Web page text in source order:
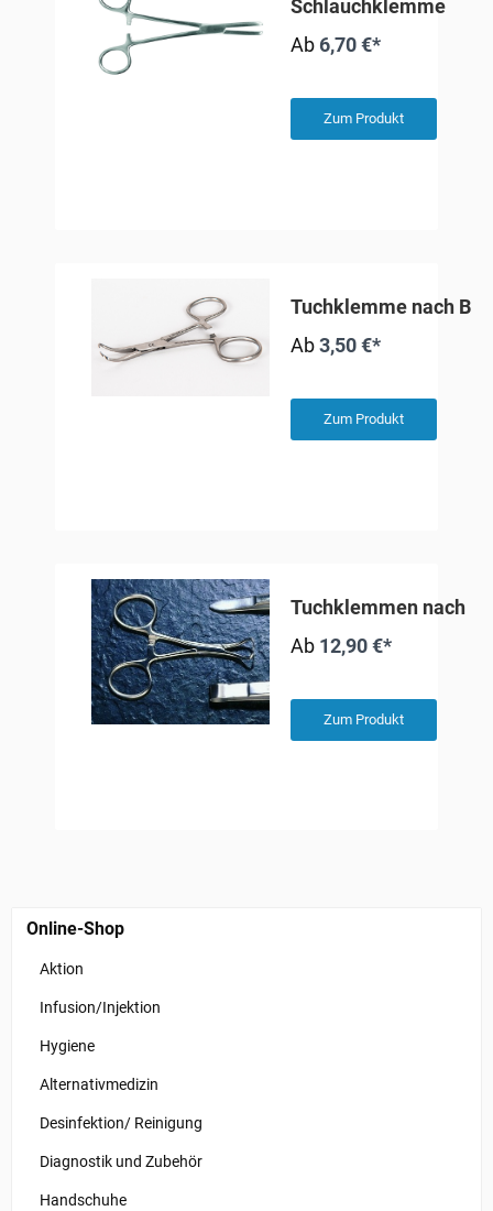
Online-Shop
Aktion
Infusion/Injektion
Hygiene
Alternativmedizin
Desinfektion/ Reinigung
Diagnostik und Zubehör
Handschuhe
Schlauchklemme
Ab 6,70 €*
Zum Produkt
Tuchklemme nach
Ab3,50 €*
Zum Produkt
Tuchklemmen nach
Ab 12,90 €*
Zum Produkt